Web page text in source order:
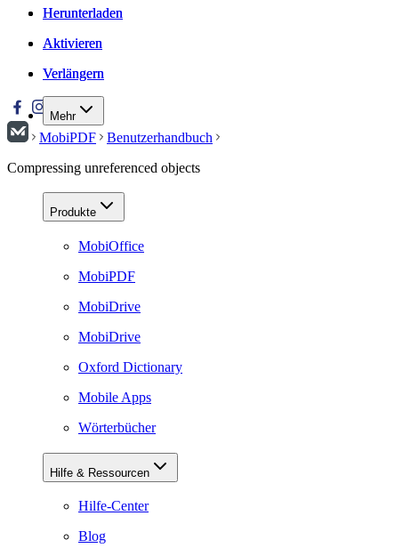
Herunterladen
Aktivieren
Verlängern
Mehr
Herunterladen
Aktivieren
Verlängern
MobiPDF
Benutzerhandbuch
Compressing unreferenced objects
Produkte
MobiOffice
MobiPDF
MobiDrive
MobiDrive
Oxford Dictionary
Mobile Apps
Wörterbücher
Hilfe & Ressourcen
Hilfe-Center
Blog